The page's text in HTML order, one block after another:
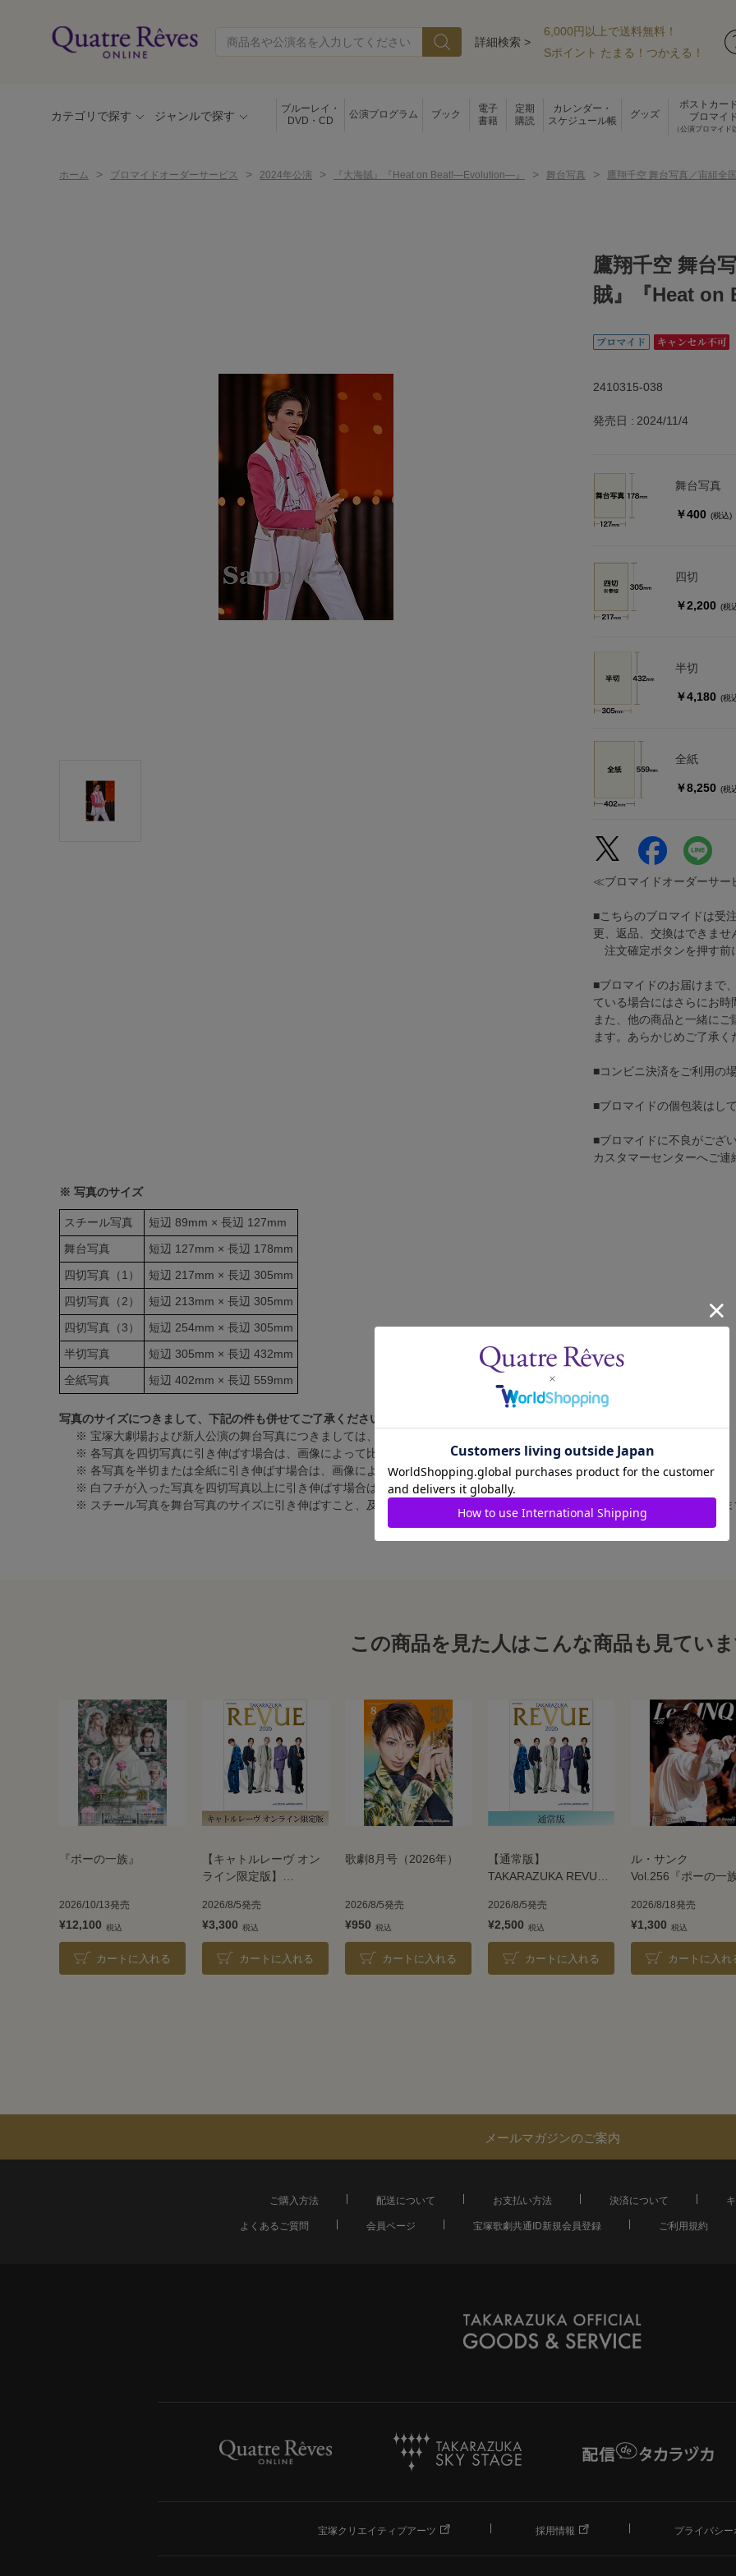
詳細検索 >
6,000円以上で送料無料！
Sポイント たまる！つかえる！
カテゴリで探す ジャンルで探す
ブルーレイ・
DVD・CD
公演プログラム ブック
電子
書籍
定期
購読
カレンダー・
スケジュール帳
グッズ
ポストカー
ブロマイ
（公演ブロマイド
ホーム > ブロマイドオーダーサービス > 2024年公演 > 『大海賊』『Heat on Beat!―Evolution―』 > 舞台写真 > 鷹翔千空 舞台写真／宙組
※ 写真のサイズ
スチール写真
短辺 89mm × 長辺 127mm
舞台写真
短辺 127mm × 長辺 178mm
四切写真（1）
短辺 217mm × 長辺 305mm
四切写真（2）
短辺 213mm × 長辺 305mm
四切写真（3）
短辺 254mm × 長辺 305mm
半切写真
短辺 305mm × 長辺 432mm
全紙写真
短辺 402mm × 長辺 559mm
写真のサイズにつきまして、下記の件も併せてご了承ください。
※ 宝塚大劇場および新人公演の舞台写真につきましては、4辺に白フチが入ります。
※ 各写真を四切写真に引き伸ばす場合は、画像によって比率の都合上、（1）～（3）の何れかのサイズになります。
※ 各写真を半切または全紙に引き伸ばす場合は、画像によって比率が異なりますが、上記のサイズに統一しております。
※ 白フチが入った写真を四切写真以上に引き伸ばす場合は、白フチ無しの写真となります。
※ スチール写真を舞台写真のサイズに引き伸ばすこと、及び舞台写真をスチール写真のサイズに縮小することは、いたしかね
鷹翔千空 舞台
賊』『Heat
2410315-038
発売日 2024/11/4
舞台写真
￥400 (税込)
四切
￥2,200 (税
半切
￥4,180 (税
全紙
￥8,250 (税
≪ブロマイドオーダーサ
■こちらのブロマイドは受
更、返品、交換はできませ
注文確定ボタンを押す前
■ブロマイドのお届けまで
ている場合にはさらにお時
また、他の商品と一緒に
ます。あらかじめご了承く
■コンビニ決済をご利用の
■ブロマイドの個包装はし
■ブロマイドに不良がござ
カスタマーセンターへご連
この商品を見た人はこんな商品も見てい
『ポーの一族』
2026/10/13発売
¥12,100
カートに入れる
【キャトルレーヴ オン
ライン限定版】
2026
2026/8/5発売
¥3,300
カートに入れる
歌劇8月号（2026年）
2026/8/5発売
¥950
カートに入れる
【通常版】
TAKARAZUKA REVUE
2026/8/5発売
¥2,500
カートに入れる
ル・サンク
Vol.256『ポーの一
2026/8/18発売
¥1,300
カートに入れ
メールマガジンのご案内
ご購入方法 配送について お支払い方法 決済について
よくあるご質問
会員ページ 宝塚歌劇共通ID新規会員登録 ご利用規約
宝塚クリエイティブアーツ 採用情報 プライバシ